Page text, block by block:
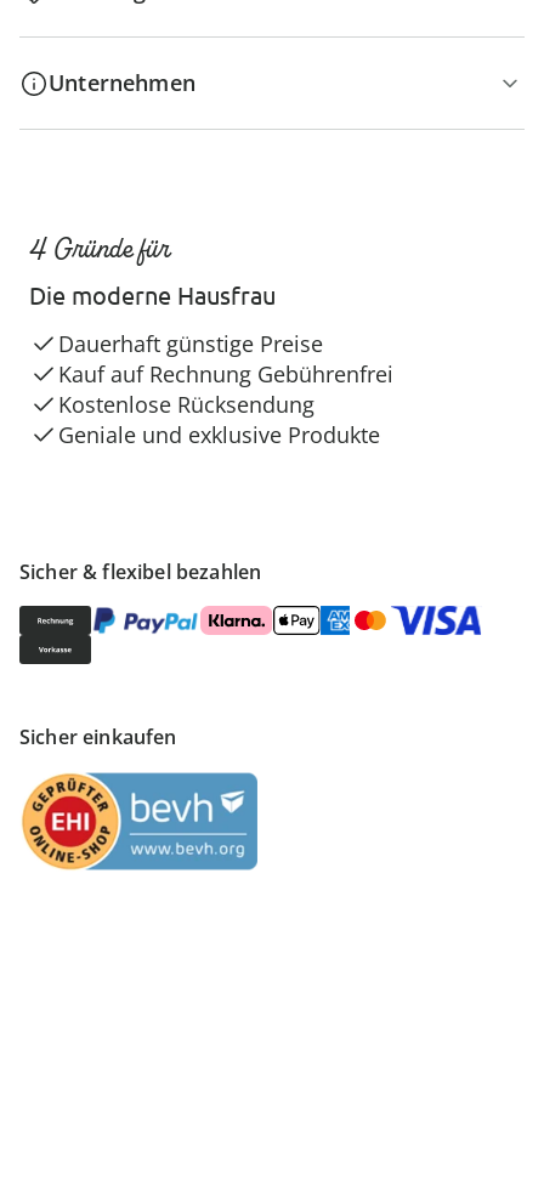
Unternehmen
Sicher & flexibel bezahlen
Sicher einkaufen
4 Gründe für
Die moderne Hausfrau
Dauerhaft günstige Preise
Kauf auf Rechnung Gebührenfrei
Kostenlose Rücksendung
Geniale und exklusive Produkte